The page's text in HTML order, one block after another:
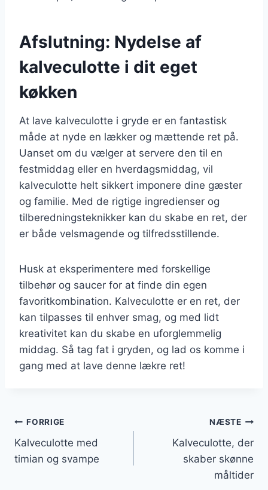
Afslutning: Nydelse af
kalveculotte i dit eget
køkken
At lave kalveculotte i gryde er en fantastisk
måde at nyde en lækker og mættende ret på.
Uanset om du vælger at servere den til en
festmiddag eller en hverdagsmiddag, vil
kalveculotte helt sikkert imponere dine gæster
og familie. Med de rigtige ingredienser og
tilberedningsteknikker kan du skabe en ret, der
er både velsmagende og tilfredsstillende.
Husk at eksperimentere med forskellige
tilbehør og saucer for at finde din egen
favoritkombination. Kalveculotte er en ret, der
kan tilpasses til enhver smag, og med lidt
kreativitet kan du skabe en uforglemmelig
middag. Så tag fat i gryden, og lad os komme i
gang med at lave denne lækre ret!
Indlægsnavigation
FORRIGE
Kalveculotte med
timian og svampe
NÆSTE
Kalveculotte, der
skaber skønne
måltider